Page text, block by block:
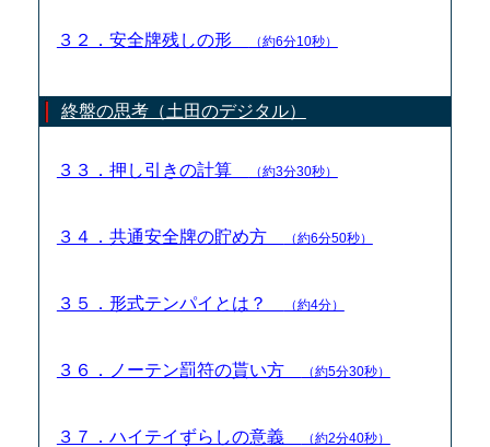
３２．安全牌残しの形 （約6分10秒）
終盤の思考（土田のデジタル）
３３．押し引きの計算 （約3分30秒）
３４．共通安全牌の貯め方 （約6分50秒）
３５．形式テンパイとは？ （約4分）
３６．ノーテン罰符の貰い方 （約5分30秒）
３７．ハイテイずらしの意義 （約2分40秒）